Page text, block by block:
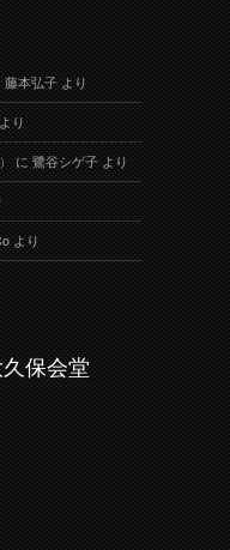
藤本弘子より
り
に鷺谷シゲ子より
より
保会堂